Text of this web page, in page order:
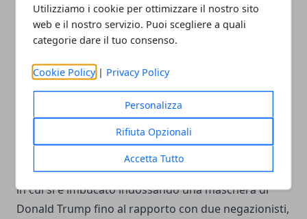
Utilizziamo i cookie per ottimizzare il nostro sito
web e il nostro servizio. Puoi scegliere a quali
categorie dare il tuo consenso.
Cookie Policy | Privacy Policy
Personalizza
Rifiuta Opzionali
Accetta Tutto
capolavoro,ancor più maturo del primo film del
2006 e, ovviamente, particolarmente consapevole
Stati Uniti al momento delle riprese. Non è un caso
che lo stesso Cohen abbia forzato affinchèAmazon
Prime Video
acquisisse i diritti della pellicola per
trasmetterla prima delle elezioni americane del 2020
e non è caso che i punti nevralgici del film siano,
effettivamente, reali: dalla conferenza diMike Pence
in cui si è imbucato indossando una maschera di
Donald Trump fino al rapporto con due negazionisti,